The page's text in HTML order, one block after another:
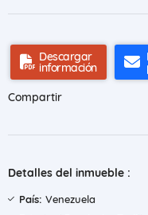
Descargar
información
Compartir
Detalles del inmueble :
País: Venezuela